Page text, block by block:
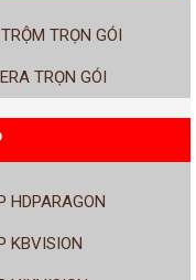
TRỌN GÓI
TRỌN GÓI
HDPARAGON
KBVISION